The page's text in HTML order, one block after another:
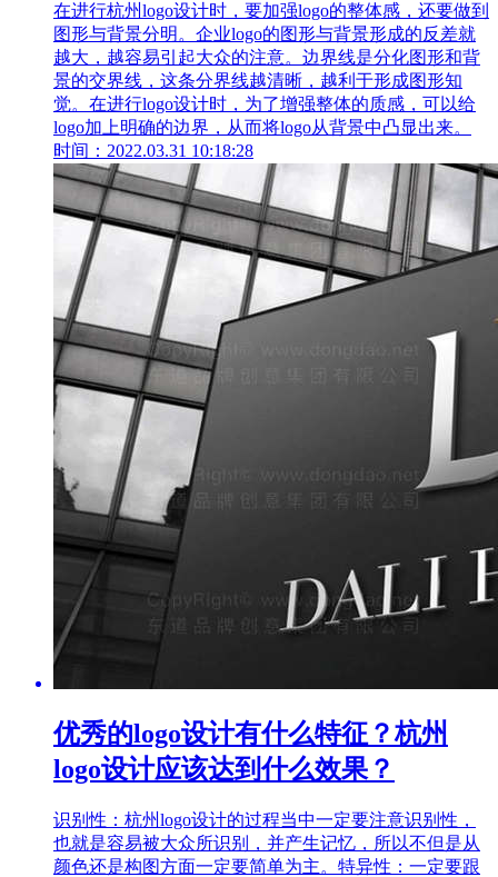
在进行杭州logo设计时，要加强logo的整体感，还要做到
图形与背景分明。企业logo的图形与背景形成的反差就
越大，越容易引起大众的注意。边界线是分化图形和背
景的交界线，这条分界线越清晰，越利于形成图形知
觉。在进行logo设计时，为了增强整体的质感，可以给
logo加上明确的边界，从而将logo从背景中凸显出来。
时间：2022.03.31 10:18:28
优秀的logo设计有什么特征？杭州
logo设计应该达到什么效果？
识别性：杭州logo设计的过程当中一定要注意识别性，
也就是容易被大众所识别，并产生记忆，所以不但是从
颜色还是构图方面一定要简单为主。特异性：一定要跟